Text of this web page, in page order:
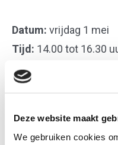
Deze website maakt
We gebruiken cookies
Datum: vrijdag 1 mei
Tijd: 14.00 tot 16.30
Kosten:
Locatie:
Ga mee met deze
ontdek wat de natuur